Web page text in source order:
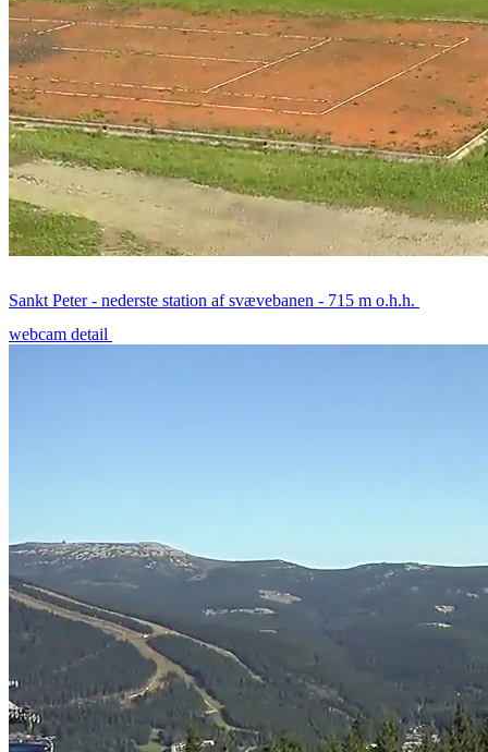
Sankt Peter - nederste station af svævebanen - 715 m o.h.h.
webcam detail